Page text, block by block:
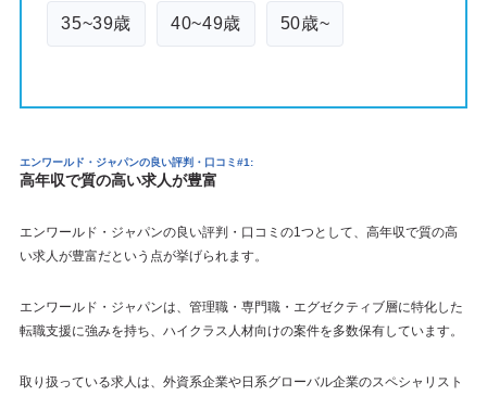
35~39歳 40~49歳 50歳~
エンワールド・ジャパンの良い評判・口コミ#1:
高年収で質の高い求人が豊富
エンワールド・ジャパンの良い評判・口コミの1つとして、高年収で質の高
い求人が豊富だという点が挙げられます。
エンワールド・ジャパンは、管理職・専門職・エグゼクティブ層に特化した
転職支援に強みを持ち、ハイクラス人材向けの案件を多数保有しています。
取り扱っている求人は、外資系企業や日系グローバル企業のスペシャリスト